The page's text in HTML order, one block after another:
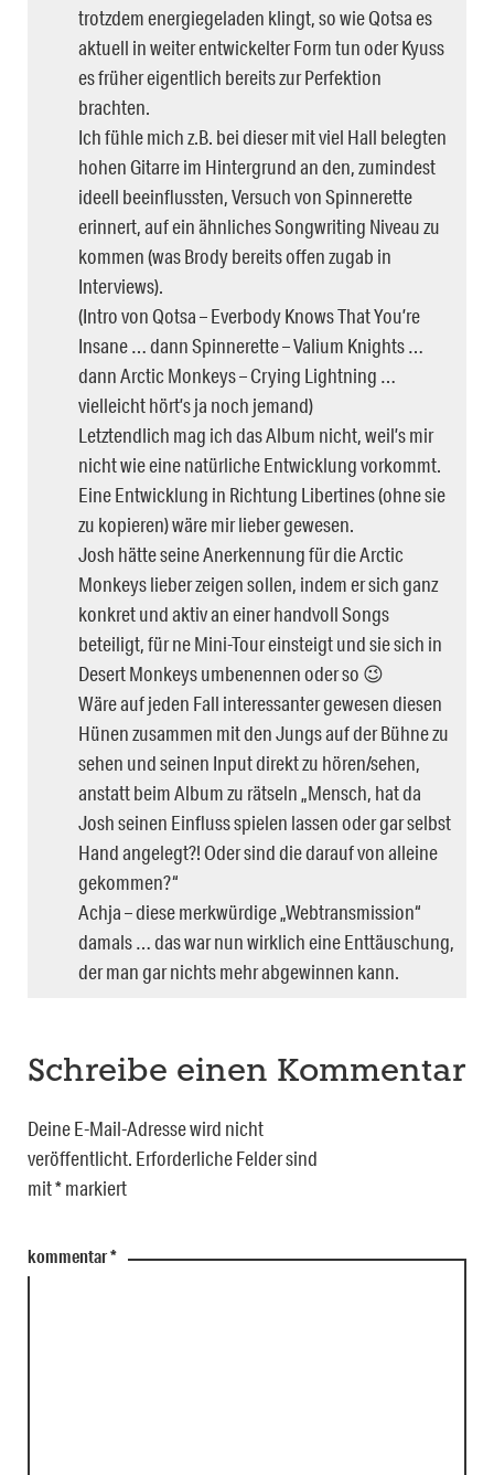
trotzdem energiegeladen klingt, so wie Qotsa es
aktuell in weiter entwickelter Form tun oder Kyuss
es früher eigentlich bereits zur Perfektion
brachten.
Ich fühle mich z.B. bei dieser mit viel Hall belegten
hohen Gitarre im Hintergrund an den, zumindest
ideell beeinflussten, Versuch von Spinnerette
erinnert, auf ein ähnliches Songwriting Niveau zu
kommen (was Brody bereits offen zugab in
Interviews).
(Intro von Qotsa – Everbody Knows That You’re
Insane … dann Spinnerette – Valium Knights …
dann Arctic Monkeys – Crying Lightning …
vielleicht hört’s ja noch jemand)
Letztendlich mag ich das Album nicht, weil’s mir
nicht wie eine natürliche Entwicklung vorkommt.
Eine Entwicklung in Richtung Libertines (ohne sie
zu kopieren) wäre mir lieber gewesen.
Josh hätte seine Anerkennung für die Arctic
Monkeys lieber zeigen sollen, indem er sich ganz
konkret und aktiv an einer handvoll Songs
beteiligt, für ne Mini-Tour einsteigt und sie sich in
Desert Monkeys umbenennen oder so 😉
Wäre auf jeden Fall interessanter gewesen diesen
Hünen zusammen mit den Jungs auf der Bühne zu
sehen und seinen Input direkt zu hören/sehen,
anstatt beim Album zu rätseln „Mensch, hat da
Josh seinen Einfluss spielen lassen oder gar selbst
Hand angelegt?! Oder sind die darauf von alleine
gekommen?“
Achja – diese merkwürdige „Webtransmission“
damals … das war nun wirklich eine Enttäuschung,
der man gar nichts mehr abgewinnen kann.
Schreibe einen Kommentar
Deine E-Mail-Adresse wird nicht
veröffentlicht. Erforderliche Felder sind
mit*markiert
kommentar*